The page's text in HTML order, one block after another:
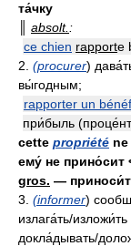
та́чку
absolt. :
ce chien rapporte
2. (procurer)
вы́годным;
rapporter un
при́быль
cette propriété
ему́ не прино́сит
gros. —
3. (informer)
излага́ть/
докла́дывать/